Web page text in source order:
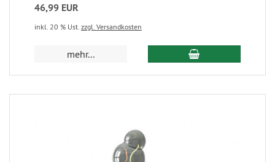
46,99 EUR
inkl. 20 % Ust. zzgl. Versandkosten
mehr...